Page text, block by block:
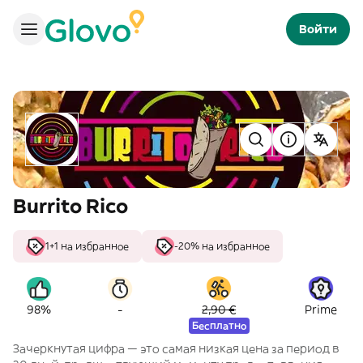
Войти
Burrito Rico
1+1 на избранное -20% на избранное
98% - 2,90 €
Бесплатно
Prime
Зачеркнутая цифра — это самая низкая цена за период в